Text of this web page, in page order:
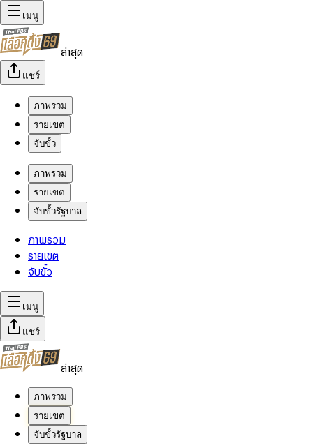
เมนู
ล่าสุด
แชร์
ภาพรวม
รายเขต
จับขั้ว
ภาพรวม
รายเขต
จับขั้วรัฐบาล
ภาพรวม
รายเขต
จับขั้ว
เมนู
แชร์
ล่าสุด
ภาพรวม
รายเขต
จับขั้วรัฐบาล